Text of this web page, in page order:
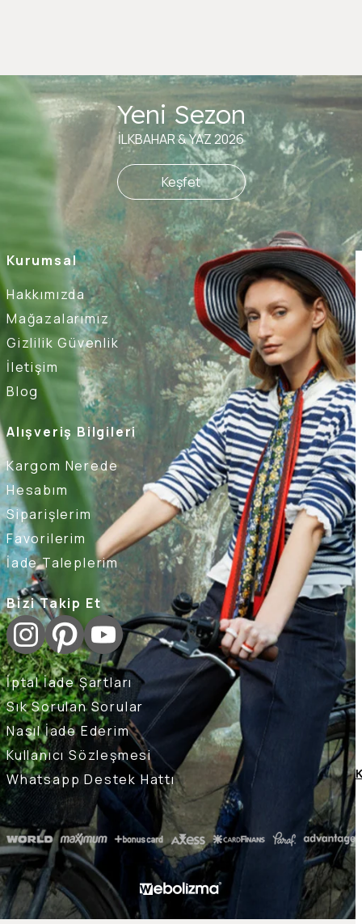
Kurumsal
Hakkımızda
Mağazalarımız
Gizlilik Güvenlik
İletişim
Blog
Alışveriş Bilgileri
Kargom Nerede
Hesabım
Siparişlerim
Favorilerim
İade Taleplerim
Bizi Takip Et
İptal İade Şartları
Sık Sorulan Sorular
Nasıl İade Ederim
Kullanıcı Sözleşmesi
Whatsapp Destek Hattı
Yeni Sezon
İLKBAHAR & YAZ 2026
Keşfet